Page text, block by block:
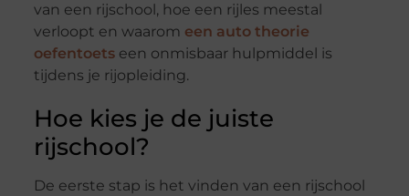
van een rijschool, hoe een rijles meestal
verloopt en waarom een auto theorie
oefentoetseen onmisbaar hulpmiddel is
tijdens je rijopleiding.
Hoe kies je de juiste
rijschool?
De eerste stap is het vinden van een rijschool